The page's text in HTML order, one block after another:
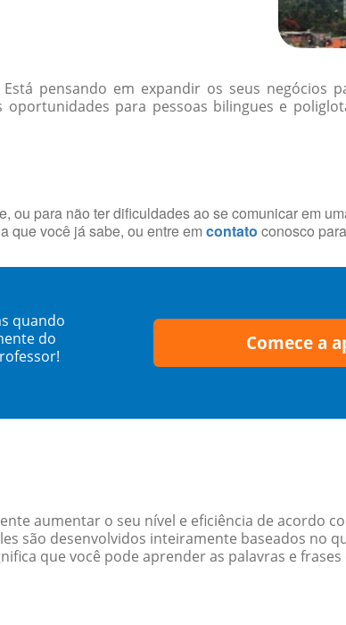
pensando em expandir os seus negócios
para pessoas bilingues e
para não ter dificuldades ao se comunicar em
que você já sabe, ou entre em contato conosco
quando
do
Comece a
aumentar o seu nível e eficiência de acordo
são desenvolvidos inteiramente baseados no
que você pode aprender as palavras e